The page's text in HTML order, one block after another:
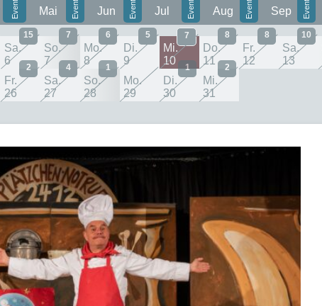
Mai Jun Jul Aug Sep
Sa.
6
15
So.
7
7
Mo.
8
6
Di.
9
5
Mi.
10
7
Do.
11
8
Fr.
12
8
Sa.
13
10
Fr.
26
2
Sa.
27
4
So.
28
1
Mo.
29
Di.
30
1
Mi.
31
2